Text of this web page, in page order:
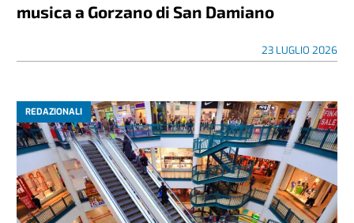
musica a Gorzano di San Damiano
23 LUGLIO 2026
REDAZIONALI